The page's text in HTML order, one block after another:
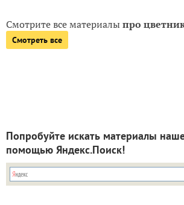
Смотрите все материалыпро
Смотреть все
Попробуйте искать материалы
помощью Яндекс.Поиск!